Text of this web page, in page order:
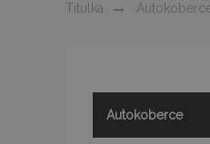
Titulka
Autokoberce